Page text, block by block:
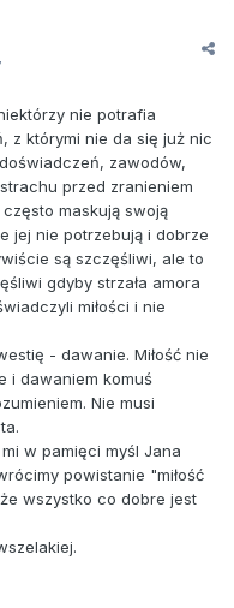
nie potrafia
z którymi nie da się już nic
zawodów,
przed zranieniem
maskują swoją
jej nie potrzebują i dobrze
są szczęśliwi, ale to
gdyby strzała amora
miłości i nie
- dawanie. Miłość nie
i dawaniem komuś
Nie musi
w pamięci myśl Jana
powistanie "miłość
wszystko co dobre jest